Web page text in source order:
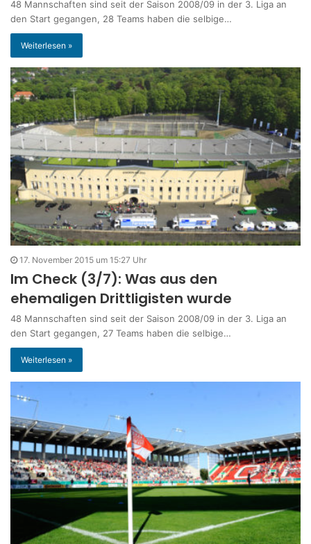
48 Mannschaften sind seit der Saison 2008/09 in der 3. Liga an
den Start gegangen, 28 Teams haben die selbige…
Weiterlesen »
17. November 2015 um 15:27 Uhr
Im Check (3/7): Was aus den
ehemaligen Drittligisten wurde
48 Mannschaften sind seit der Saison 2008/09 in der 3. Liga an
den Start gegangen, 27 Teams haben die selbige…
Weiterlesen »